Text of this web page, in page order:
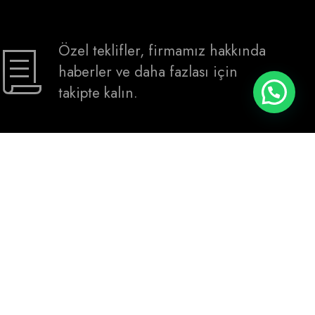
Özel teklifler, firmamız hakkında
haberler ve daha fazlası için
takipte kalın.